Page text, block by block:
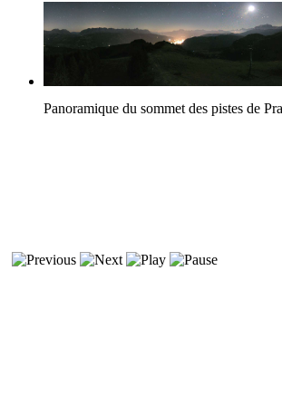
Panoramique du sommet des pistes de